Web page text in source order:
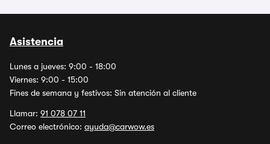
Asistencia
Lunes a jueves: 9:00 - 18:00
Viernes: 9:00 - 15:00
Fines de semana y festivos: Sin atención al cliente
Llamar: 91 078 07 11
Correo electrónico: ayuda@carwow.es